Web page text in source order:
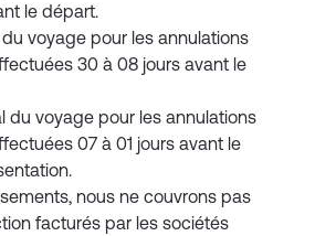
le départ.
voyage pour les annulations
30 à 08 jours avant le
du voyage pour les annulations
07 à 01 jours avant le
nous ne couvrons pas
facturés par les sociétés